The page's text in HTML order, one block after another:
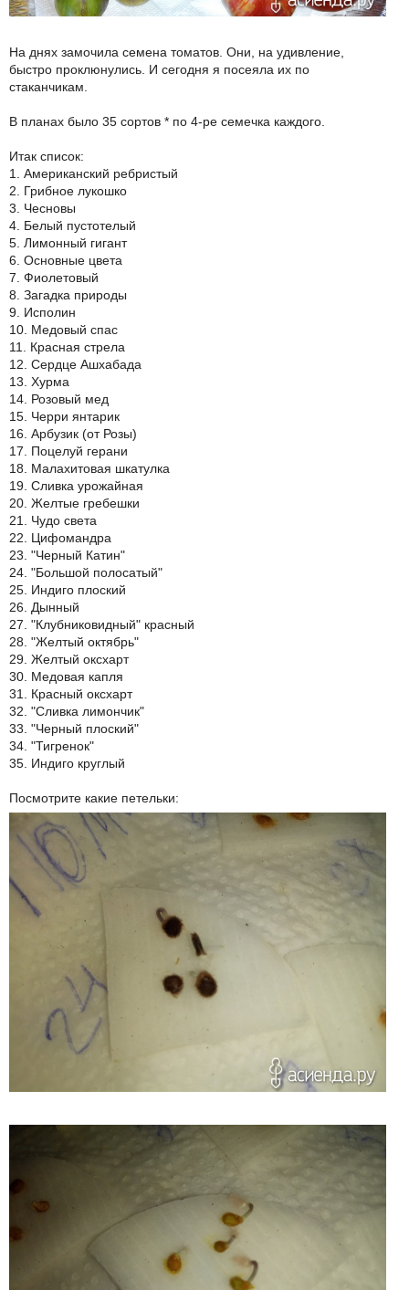
На днях замочила семена томатов. Они, на удивление,
быстро проклюнулись. И сегодня я посеяла их по
стаканчикам.
В планах было 35 сортов * по 4-ре семечка каждого.
Итак список:
1. Американский ребристый
2. Грибное лукошко
3. Чесновы
4. Белый пустотелый
5. Лимонный гигант
6. Основные цвета
7. Фиолетовый
8. Загадка природы
9. Исполин
10. Медовый спас
11. Красная стрела
12. Сердце Ашхабада
13. Хурма
14. Розовый мед
15. Черри янтарик
16. Арбузик (от Розы)
17. Поцелуй герани
18. Малахитовая шкатулка
19. Сливка урожайная
20. Желтые гребешки
21. Чудо света
22. Цифомандра
23. "Черный Катин"
24. "Большой полосатый"
25. Индиго плоский
26. Дынный
27. "Клубниковидный" красный
28. "Желтый октябрь"
29. Желтый оксхарт
30. Медовая капля
31. Красный оксхарт
32. "Сливка лимончик"
33. "Черный плоский"
34. "Тигренок"
35. Индиго круглый
Посмотрите какие петельки: